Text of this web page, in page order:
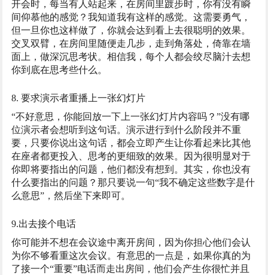
开会时，每当有人站起来，在房间里踱步时，你有没有瞬
间仰慕他的感觉？我知道我有这样的感觉。这需要勇气，
但一旦你也这样做了，你就会达到看上去很聪明的效果。
交叉双臂，在房间里随便走几步，走到角落处，倚靠在墙
面上，做深沉思考状。相信我，每个人都会绞尽脑汁去想
你到底在思考些什么。
8. 要求演示者重播上一张幻灯片
“不好意思，你能回放一下上一张幻灯片内容吗？”没有哪
位演示者会想听到这句话。演示进行到什么阶段并不重
要，只要你说出这句话，都会立即产生让你看起来比其他
在座者都更投入、思考的更细致的效果。因为很明显对于
你即将要指出的问题，他们都没有想到。其实，你也没有
什么要指出的问题？那只要说一句“我不确定这些数字是什
么意思”，然后坐下来即可。
9.出去接个电话
你可能并不想在会议途中离开房间，因为你担心他们会认
为你不够看重这次会议。有意思的一点是，如果你真的为
了接一个“重要”电话而走出房间，他们会产生你很忙并且